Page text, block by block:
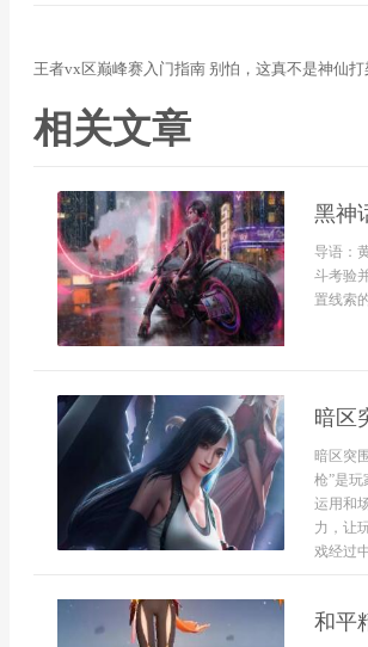
王者vx区巅峰赛入门指南 别怕，这真不是神仙打
相关文章
黑神
导语：
斗考验
置线索
暗区
暗区突
枪”是
运用和
力，让
戏经过
和平